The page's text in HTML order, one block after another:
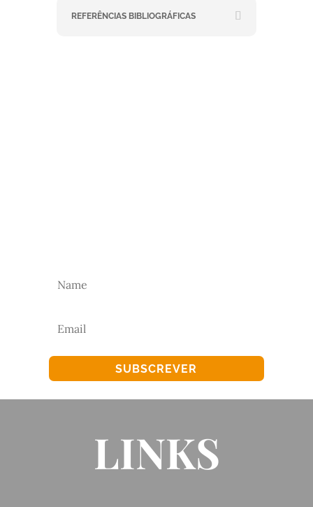
REFERÊNCIAS BIBLIOGRÁFICAS
SUBSCREVER
LINKS